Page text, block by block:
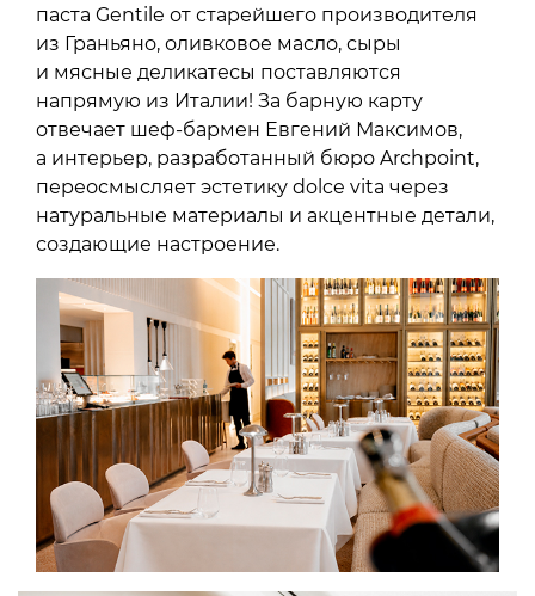
паста Gentile от старейшего производителя
из Граньяно, оливковое масло, сыры
и мясные деликатесы поставляются
напрямую из Италии! За барную карту
отвечает шеф-бармен Евгений Максимов,
а интерьер, разработанный бюро Archpoint,
переосмысляет эстетику dolce vita через
натуральные материалы и акцентные детали,
создающие настроение.